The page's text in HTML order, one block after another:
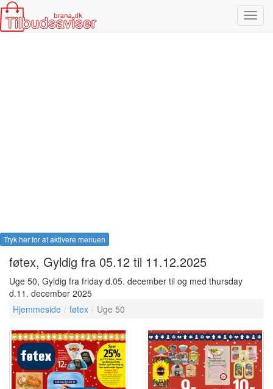
Tryk her for at aktivere menuen
føtex, Gyldig fra 05.12 til 11.12.2025
Uge 50, Gyldig fra friday d.05. december til og med thursday
d.11. december 2025
Hjemmeside
føtex Uge 50